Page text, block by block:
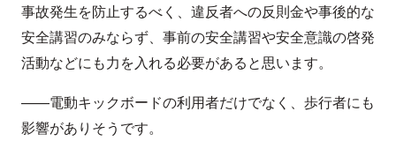
事故発生を防止するべく、違反者への反則金や事後的な
安全講習のみならず、事前の安全講習や安全意識の啓発
活動などにも力を入れる必要があると思います。
——電動キックボードの利用者だけでなく、歩行者にも
影響がありそうです。